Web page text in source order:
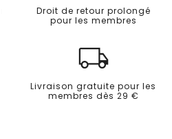
Droit de retour prolongé
pour les membres
Livraison gratuite pour les
membres dès 29 €